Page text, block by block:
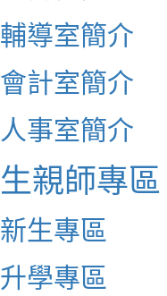
輔導室簡介
會計室簡介
人事室簡介
生親師專區
新生專區
升學專區